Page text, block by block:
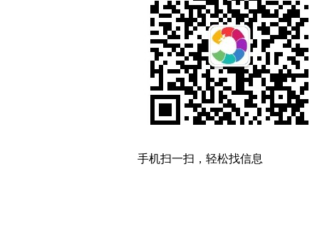
手机扫一扫，轻松找信息